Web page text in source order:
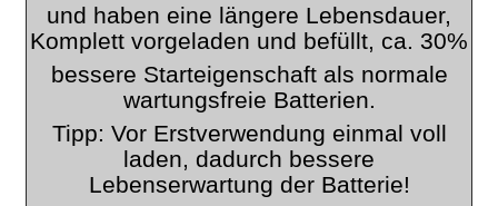
und haben eine längere Lebensdauer,
Komplett vorgeladen und befüllt, ca. 30%
bessere Starteigenschaft als normale
wartungsfreie Batterien.
Tipp: Vor Erstverwendung einmal voll
laden, dadurch bessere
Lebenserwartung der Batterie!